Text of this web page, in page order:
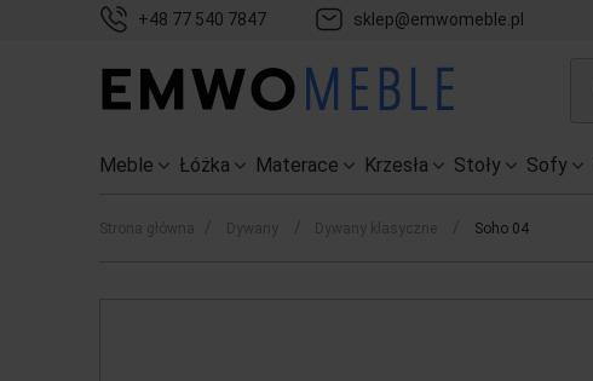
+48 77 540 7847 sklep@emwomeble.pl
Meble Łóżka Materace Krzesła Stoły Sofy
Strona główna Dywany Dywany klasyczne Soho 04